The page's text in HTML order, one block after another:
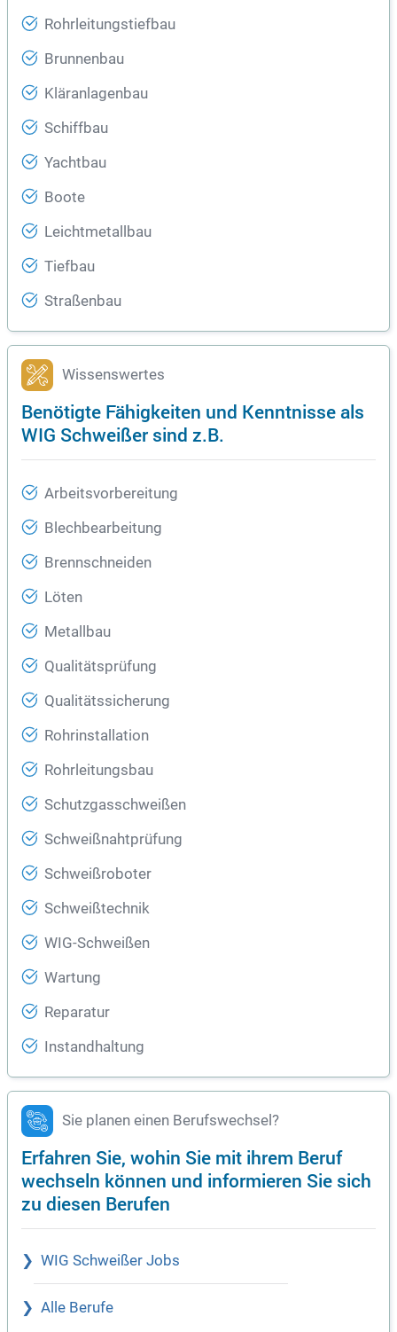
Rohrleitungstiefbau
Brunnenbau
Kläranlagenbau
Schiffbau
Yachtbau
Boote
Leichtmetallbau
Tiefbau
Straßenbau
Wissenswertes
Benötigte Fähigkeiten und Kenntnisse als
WIG Schweißer sind z.B.
Arbeitsvorbereitung
Blechbearbeitung
Brennschneiden
Löten
Metallbau
Qualitätsprüfung
Qualitätssicherung
Rohrinstallation
Rohrleitungsbau
Schutzgasschweißen
Schweißnahtprüfung
Schweißroboter
Schweißtechnik
WIG-Schweißen
Wartung
Reparatur
Instandhaltung
Sie planen einen Berufswechsel?
Erfahren Sie, wohin Sie mit ihrem Beruf
wechseln können und informieren Sie sich
zu diesen Berufen
WIG Schweißer Jobs
Alle Berufe